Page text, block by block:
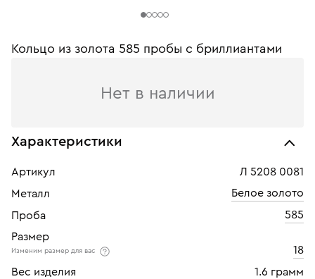
Кольцо из золота 585 пробы c бриллиантами
Нет в наличии
Характеристики
Артикул
Л 5208 0081
Металл
Белое золото
Проба
585
Размер
Изменим размер для вас
18
Вес изделия
1.6 грамм